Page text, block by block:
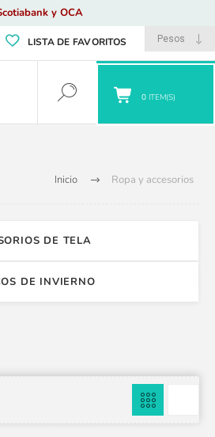
y OCA
LISTA DE FAVORITOS
0 ITEM(S)
Inicio Ropa y accesorios
DE TELA
DE INVIERNO